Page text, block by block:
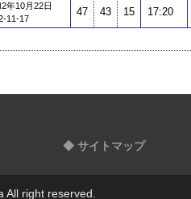
年10月22日
11-17
47 43 15 17:20
◆ サイトマップ
right reserved.